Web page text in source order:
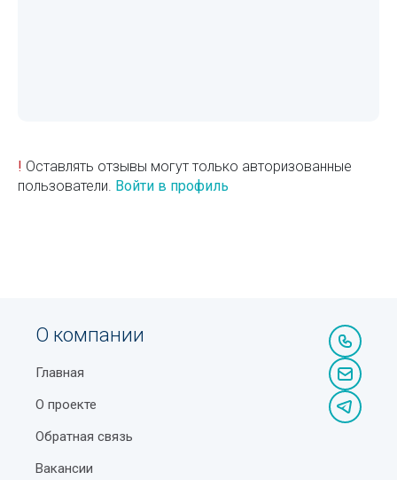
! Оставлять отзывы могут только авторизованные
пользователи. Войти в профиль
О компании
Главная
О проекте
Обратная связь
Вакансии